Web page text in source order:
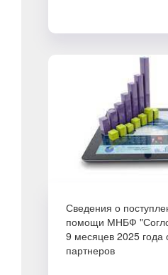
Сведения о
помощи МНБФ
9 месяцев 2025 года
партнеров